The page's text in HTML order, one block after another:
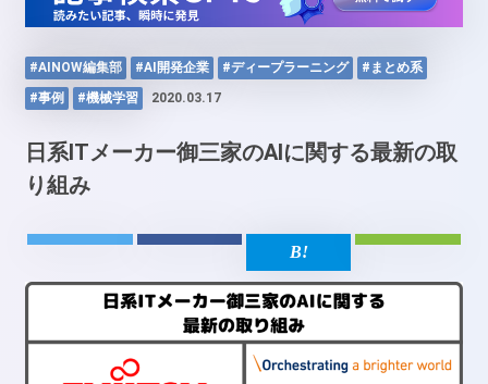
#AINOW編集部 #AI開発企業 #ディープラーニング
#まとめ系
#事例
#機械学習 2020.03.17
日系ITメーカー御三家のAIに関する最新の取
り組み